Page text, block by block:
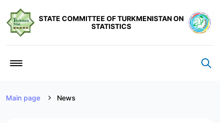
STATE COMMITTEE OF TURKMENISTAN ON
STATISTICS
Main page News